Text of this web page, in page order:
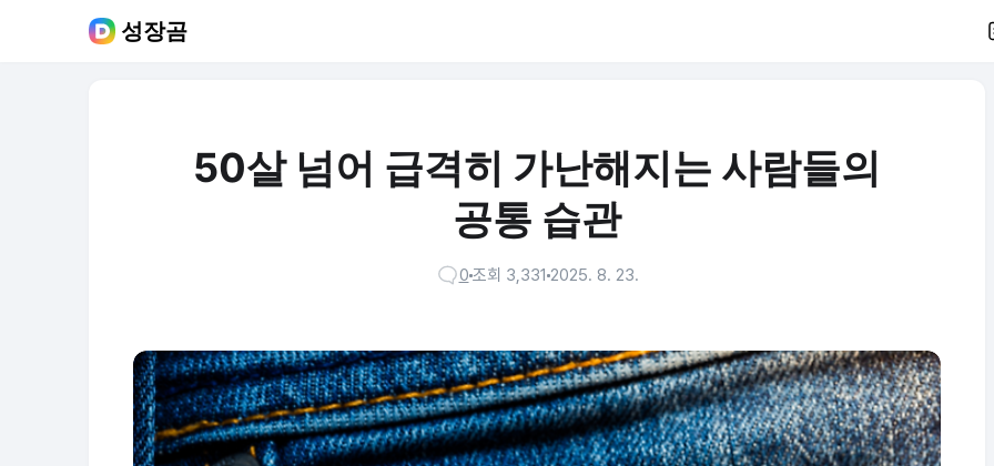
성장곰
50살 넘어 급격히 가난해지는 사람들의
공통 습관
0조회 3,331 2025. 8. 23.